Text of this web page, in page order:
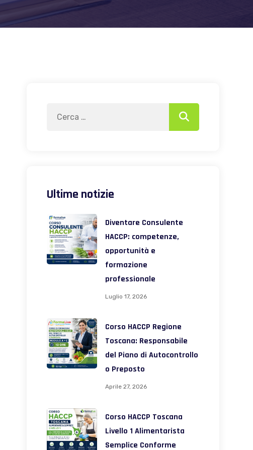
Search
Ultime notizie
Diventare Consulente
HACCP: competenze,
opportunità e
formazione
professionale
Luglio 17, 2026
Corso HACCP Regione
Toscana: Responsabile
del Piano di Autocontrollo
o Preposto
Aprile 27, 2026
Corso HACCP Toscana
Livello 1 Alimentarista
Semplice Conforme